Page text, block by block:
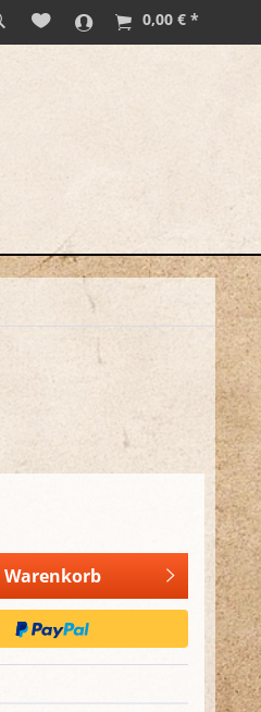
0,00 € *
Warenkorb